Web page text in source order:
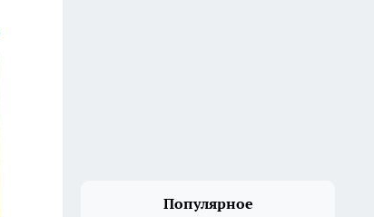
Популярное